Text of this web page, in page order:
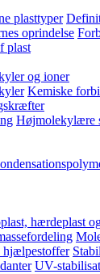
plasttyper
oprindelse
plast
og ioner
Kemiske
Højmolekylære
hærdeplast
hjælpestoffer
UV-